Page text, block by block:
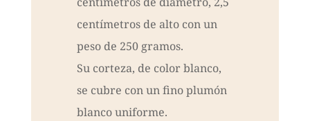
centímetros de alto con un
peso de 250 gramos.
Su corteza, de color blanco,
se cubre con un fino plumón
blanco uniforme.